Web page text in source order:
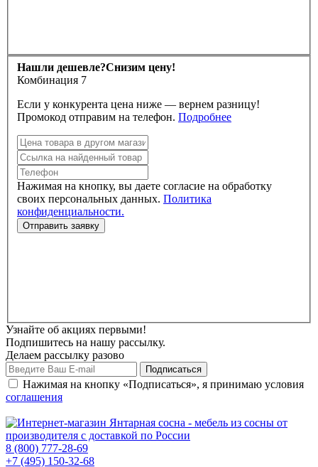
Нашли дешевле?Снизим цену!
Комбинация 7
Если у конкурента цена ниже — вернем разницу!
Промокод отправим на телефон. Подробнее
Нажимая на кнопку, вы даете согласие на обработку
своих персональных данных. Политика
конфиденциальности.
Узнайте об акциях первыми!
Подпишитесь на нашу рассылку.
Делаем рассылку разово
Нажимая на кнопку «Подписаться», я принимаю условия
соглашения
8 (800) 777-28-69
+7 (495) 150-32-68